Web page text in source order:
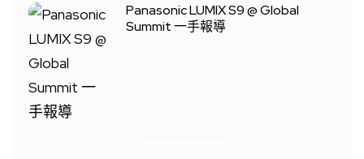
Panasonic LUMIX S9 @ Global
Summit 一手報導